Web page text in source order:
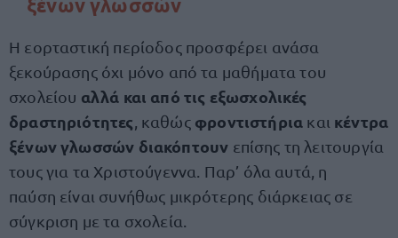
ξένων γλωσσών
Η εορταστική περίοδος προσφέρει ανάσα
ξεκούρασης όχι μόνο από τα μαθήματα του
σχολείου αλλά και από τις εξωσχολικές
δραστηριότητες , καθώς φροντιστήρια και κέντρα
ξένων γλωσσών διακόπτουν επίσης τη λειτουργία
τους για τα Χριστούγεννα. Παρ’ όλα αυτά, η
παύση είναι συνήθως μικρότερης διάρκειας σε
σύγκριση με τα σχολεία.